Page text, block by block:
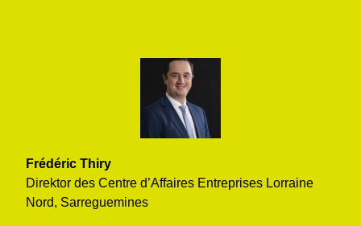
Frédéric Thiry
Direktor des Centre d’Affaires Entreprises Lorraine
Nord, Sarreguemines